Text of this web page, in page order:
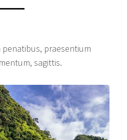
praesentium
sagittis.